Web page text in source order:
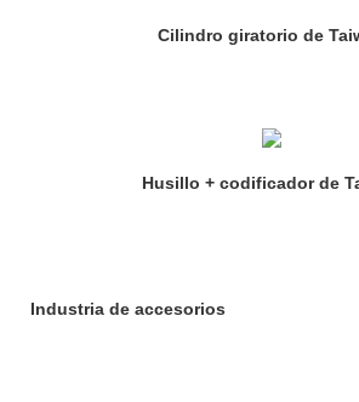
Cilindro giratorio de
Husillo + codificador de
Industria de accesorios